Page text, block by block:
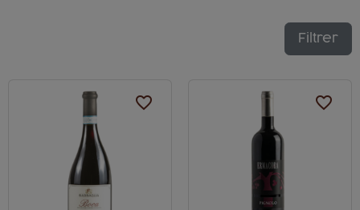
Filtrer
favorite_border favorite_border